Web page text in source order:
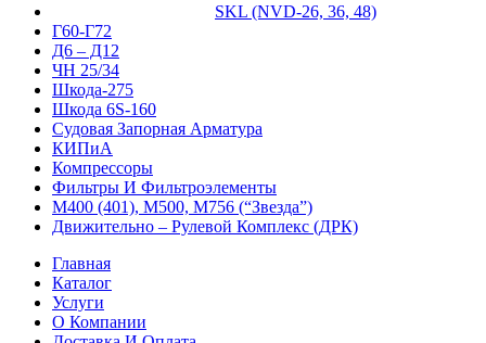
SKL (NVD-26, 36, 48)
Г60-Г72
Д6 – Д12
ЧН 25/34
Шкода-275
Шкода 6S-160
Судовая Запорная Арматура
КИПиА
Компрессоры
Фильтры И Фильтроэлементы
М400 (401), М500, М756 (“Звезда”)
Движительно – Рулевой Комплекс (ДРК)
Главная
Каталог
Услуги
О Компании